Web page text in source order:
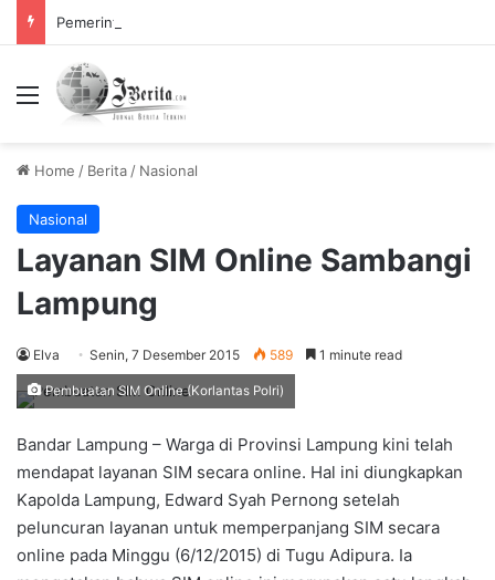
Menu
Home / Berita / Nasional
Nasional
Layanan SIM Online Sambangi
Lampung
Elva Senin, 7 Desember 2015 589 1 minute read
Pembuatan SIM Online (Korlantas Polri)
Bandar Lampung – Warga di Provinsi Lampung kini telah
mendapat layanan SIM secara online. Hal ini diungkapkan
Kapolda Lampung, Edward Syah Pernong setelah
peluncuran layanan untuk memperpanjang SIM secara
online pada Minggu (6/12/2015) di Tugu Adipura. Ia